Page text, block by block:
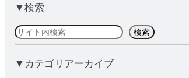
▼検索
検
索
検索
▼カテゴリアーカイブ